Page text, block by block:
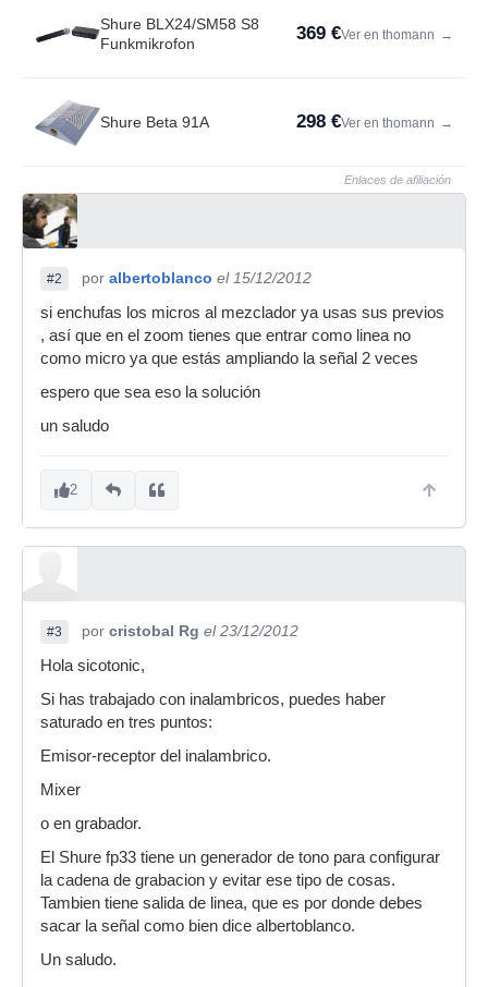
Shure BLX24/SM58 S8
Funkmikrofon
369 €Ver en thomann →
Shure Beta 91A 298 €Ver en thomann →
Enlaces de afiliación
#2 por albertoblanco el 15/12/2012
si enchufas los micros al mezclador ya usas sus previos
, así que en el zoom tienes que entrar como linea no
como micro ya que estás ampliando la señal 2 veces
espero que sea eso la solución
un saludo
2
#3 por cristobal Rg el 23/12/2012
Hola sicotonic,
Si has trabajado con inalambricos, puedes haber
saturado en tres puntos:
Emisor-receptor del inalambrico.
Mixer
o en grabador.
El Shure fp33 tiene un generador de tono para configurar
la cadena de grabacion y evitar ese tipo de cosas.
Tambien tiene salida de linea, que es por donde debes
sacar la señal como bien dice albertoblanco.
Un saludo.